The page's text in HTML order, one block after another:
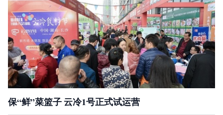
保“鲜”菜篮子 云冷1号正式试运营